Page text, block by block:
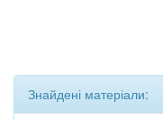
Знайдені матеріали: